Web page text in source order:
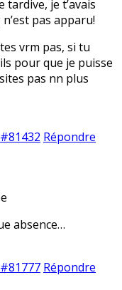
tardive, je t’avais
pas apparu!
vrm pas, si tu
pour que je puisse
pas nn plus
#81432 Répondre
absence…
#81777 Répondre